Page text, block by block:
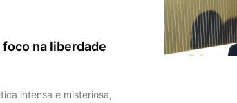
na liberdade
intensa e misteriosa,